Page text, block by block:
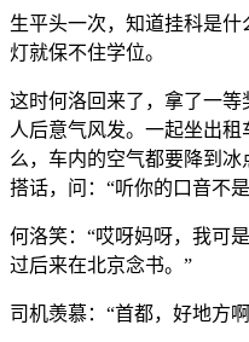
生平头一次，知道挂科是
灯就保不住学位。
这时何洛回来了，拿了一
人后意气风发。一起坐出
么，车内的空气都要降到
搭话，问：“听你的口音不
何洛笑：“哎呀妈呀，我可
过后来在北京念书。”
司机羡慕：“首都，好地方